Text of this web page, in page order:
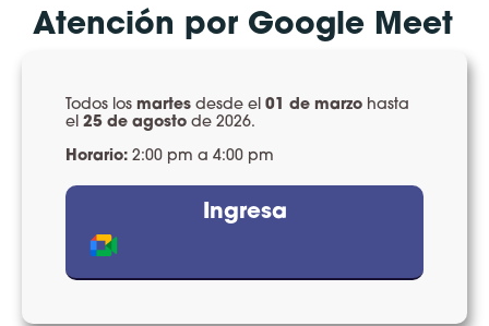
Atención por Google Meet
Todos los martes desde el 01 de marzo hasta
el 25 de agosto de 2026.
Horario: 2:00 pm a 4:00 pm
Ingresa